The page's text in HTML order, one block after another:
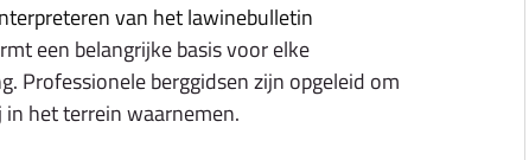
van het lawinebulletin
een belangrijke basis voor elke
Professionele berggidsen zijn opgeleid om
het terrein waarnemen.